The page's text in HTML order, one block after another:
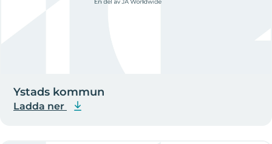
Ystads kommun
Ladda ner